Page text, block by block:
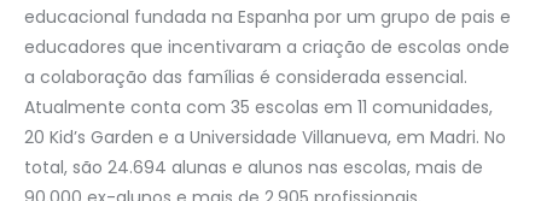
educacional fundada na Espanha por um grupo de pais e
educadores que incentivaram a criação de escolas onde
a colaboração das famílias é considerada essencial.
Atualmente conta com 35 escolas em 11 comunidades,
20 Kid’s Garden e a Universidade Villanueva, em Madri. No
total, são 24.694 alunas e alunos nas escolas, mais de